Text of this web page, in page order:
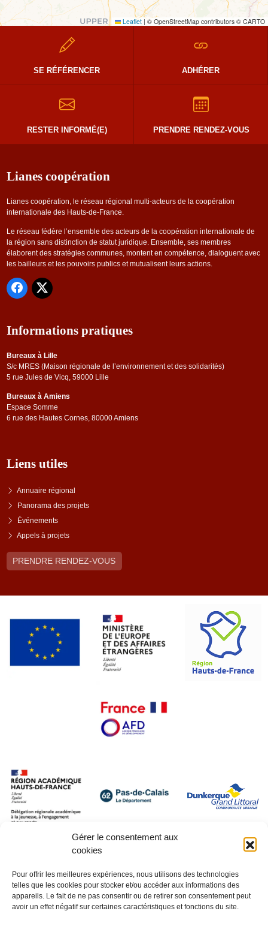
Gérer le consentement aux
cookies
Pour offrir les meilleures expériences, nous utilisons des technologies
telles que les cookies pour stocker et/ou accéder aux informations des
appareils. Le fait de ne pas consentir ou de retirer son consentement peut
avoir un effet négatif sur certaines caractéristiques et fonctions du site.
Leaflet | © OpenStreetMap contributors © CARTO
SE RÉFÉRENCER ADHÉRER
RESTER INFORMÉ(E) PRENDRE RENDEZ-VOUS
Lianes coopération
Lianes coopération, le réseau régional multi-acteurs de la coopération
internationale des Hauts-de-France.
Le réseau fédère l’ensemble des acteurs de la coopération internationale de
la région sans distinction de statut juridique. Ensemble, ses membres
élaborent des stratégies communes, montent en compétence, dialoguent avec
les bailleurs et les pouvoirs publics et mutualisent leurs actions.
Informations pratiques
Bureaux à Lille
S/c MRES (Maison régionale de l’environnement et des solidarités)
5 rue Jules de Vicq, 59000 Lille
Bureaux à Amiens
Espace Somme
6 rue des Hautes Cornes, 80000 Amiens
Liens utiles
Annuaire régional
Panorama des projets
Événements
Appels à projets
PRENDRE RENDEZ-VOUS